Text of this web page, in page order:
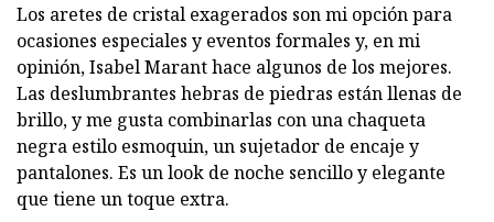
Los aretes de cristal exagerados son mi opción para
ocasiones especiales y eventos formales y, en mi
opinión, Isabel Marant hace algunos de los mejores.
Las deslumbrantes hebras de piedras están llenas de
brillo, y me gusta combinarlas con una chaqueta
negra estilo esmoquin, un sujetador de encaje y
pantalones. Es un look de noche sencillo y elegante
que tiene un toque extra.